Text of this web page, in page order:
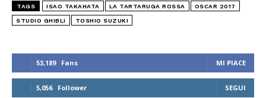
53,189 Fans MI PIACE
5,056 Follower SEGUI
TAGS ISAO TAKAHATA LA TARTARUGA ROSSA OSCAR 2017
STUDIO GHIBLI TOSHIO SUZUKI